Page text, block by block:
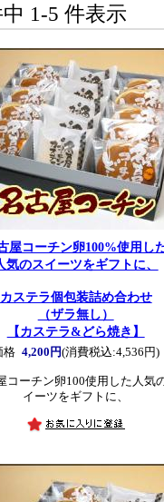
中 1-5 件表示
屋コーチン卵100%使用し
気のスイーツをギフトに、
カステラ個包装詰め合わせ
（ザラ無し）
【カステラ&どら焼き】
格 4,200円(消費税込:4,536円)
コーチン卵100使用した人気
イーツをギフトに、